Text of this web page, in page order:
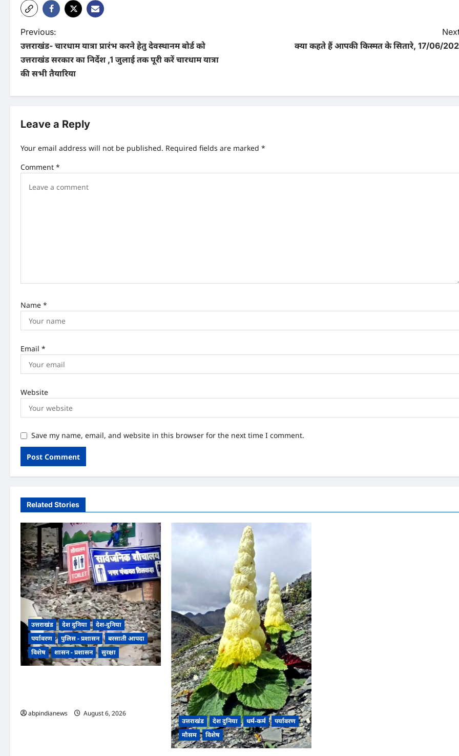
P
o
s
a
v
i
Previous:
उत्तराखंड- चारधाम यात्रा प्रारंभ करने हेतु देवस्थानम बोर्ड को
उत्तराखंड सरकार का निर्देश ,1 जुलाई तक पूरी करें चारधाम यात्रा
की सभी तैयारिया
क्या कहते हैं आपकी किस्मत के सितारे, 17/06/
Leave a Reply
Your email address will not be published. Required fields are marked *
Comment *
Name *
Email *
Website
Save my name, email, and website in this browser for the next time I comment.
Related Stories
उत्तराखंड देश दुनिया
देश-दुनिया
पर्यावरण
पुलिस - प्रशासन
बरसाती आपदा
विशेष
शासन - प्रशासन सुरक्षा
abpindianews
August 6, 2026
उत्तराखंड
देश दुनिया धर्म-कर्म
पर्यावरण
मौसम
विशेष